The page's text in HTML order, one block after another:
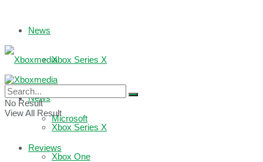
News
Xbox Series X
Microsoft
Reviews
News
Xbox Series X
Xbox One
No Result
View All Result